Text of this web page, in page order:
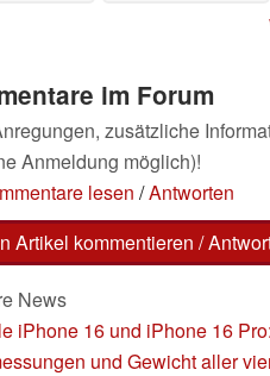
im Forum
zusätzliche
Anmeldung möglich)!
lesen /Antworten
Artikel kommentieren /
News
iPhone 16 und iPhone 16
und Gewicht aller